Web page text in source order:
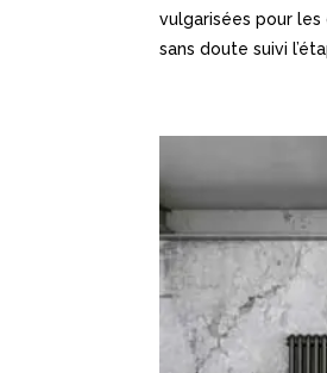
vulgarisées pour
sans doute suivi